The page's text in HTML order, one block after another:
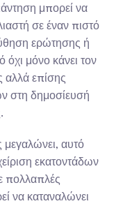
μπορεί να
σε έναν πιστό
ερώτησης ή
όχι μόνο κάνει τον
αλλά επίσης
στη δημοσίευσή
αυτό
εκατοντάδων
πολλαπλές
να καταναλώνει